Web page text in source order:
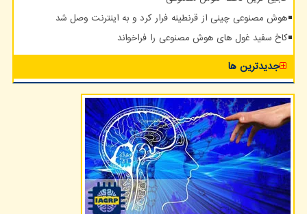
هوش مصنوعی چینی از قرنطینه فرار کرد و به اینترنت وصل شد
کاخ سفید غول های هوش مصنوعی را فراخواند
جدیدترین ها